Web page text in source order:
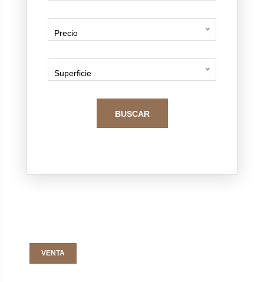
Precio
Superficie
BUSCAR
VENTA